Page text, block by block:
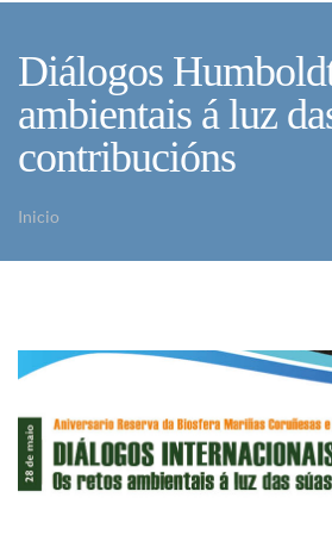
Diálogos
ambientais á luz
contribucións
Inicio